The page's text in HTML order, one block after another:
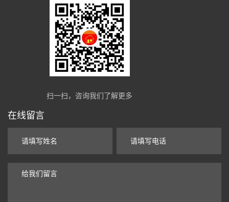
扫一扫，咨询我们了解更多
在线留言